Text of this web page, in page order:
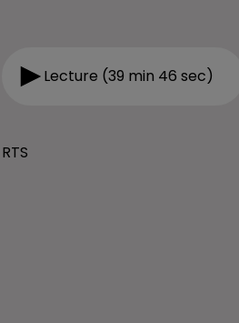
Lecture (39 min 46 sec)
RTS